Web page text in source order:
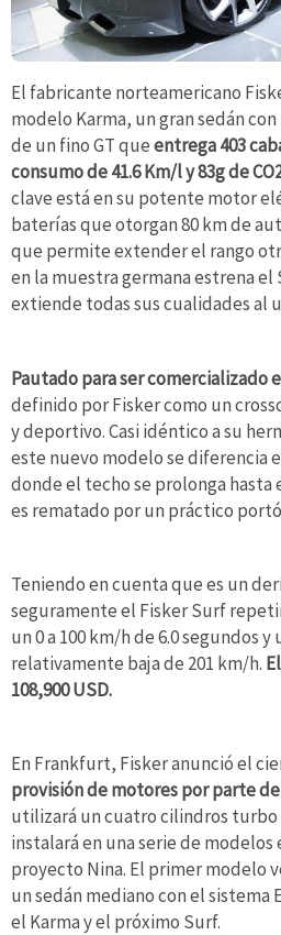
El fabricante norteamericano
modelo Karma, un gran sedán
de un fino GT queentrega 403
consumo de 41.6 Km/l y 83g de
clave está en su potente motor
baterías que otorgan 80 km de
que permite extender el rango
en la muestra germana estrena
extiende todas sus cualidades al
Pautado para ser comercializado
definido por Fisker como un
y deportivo. Casi idéntico a su
este nuevo modelo se diferencia
donde el techo se prolonga
es rematado por un práctico
Teniendo en cuenta que es un
seguramente el Fisker Surf
un 0 a 100 km/h de 6.0 segundos
relativamente baja de 201 km/h.
108,900 USD.
En Frankfurt, Fisker anunció el
provisión de motores por parte de
utilizará un cuatro cilindros turbo
instalará en una serie de
proyecto Nina. El primer modelo
un sedán mediano con el
el Karma y el próximo Surf.